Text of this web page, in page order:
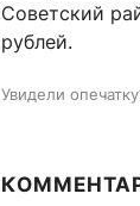
Советский
рублей.
Увидели